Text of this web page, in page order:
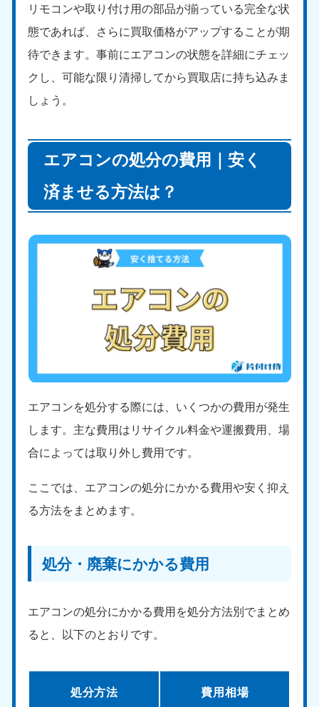
リモコンや取り付け用の部品が揃っている完全な状
態であれば、さらに買取価格がアップすることが期
待できます。事前にエアコンの状態を詳細にチェッ
クし、可能な限り清掃してから買取店に持ち込みま
しょう。
エアコンの処分の費用｜安く
済ませる方法は？
エアコンを処分する際には、いくつかの費用が発生
します。主な費用はリサイクル料金や運搬費用、場
合によっては取り外し費用です。
ここでは、エアコンの処分にかかる費用や安く抑え
る方法をまとめます。
処分・廃棄にかかる費用
エアコンの処分にかかる費用を処分方法別でまとめ
ると、以下のとおりです。
処分方法 費用相場